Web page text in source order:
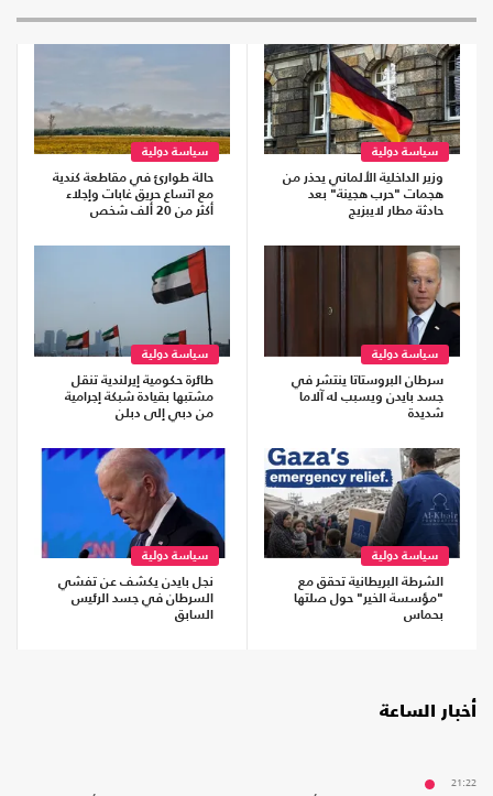
سياسة دولية
وزير الداخلية الألماني يحذر من
هجمات "حرب هجينة" بعد
حادثة مطار لايبزيج
سياسة دولية
حالة طوارئ في مقاطعة كندية
مع اتساع حريق غابات وإجلاء
أكثر من 20 ألف شخص
سياسة دولية
سرطان البروستاتا ينتشر في
جسد بايدن ويسبب له آلاما
شديدة
سياسة دولية
طائرة حكومية إيرلندية تنقل
مشتبها بقيادة شبكة إجرامية
من دبي إلى دبلن
سياسة دولية
الشرطة البريطانية تحقق مع
"مؤسسة الخير" حول صلتها
بحماس
سياسة دولية
نجل بايدن يكشف عن تفشي
السرطان في جسد الرئيس
السابق
أخبار الساعة
21:22